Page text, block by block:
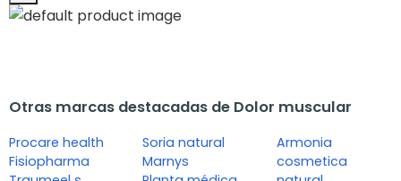
Otras marcas destacadas de Dolor muscular
Procare health
Fisiopharma
Soria natural
Marnys
Armonia
cosmetica